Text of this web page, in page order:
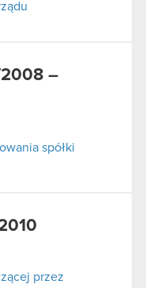
–
spółki
przez